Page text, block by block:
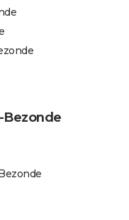
Bezonde